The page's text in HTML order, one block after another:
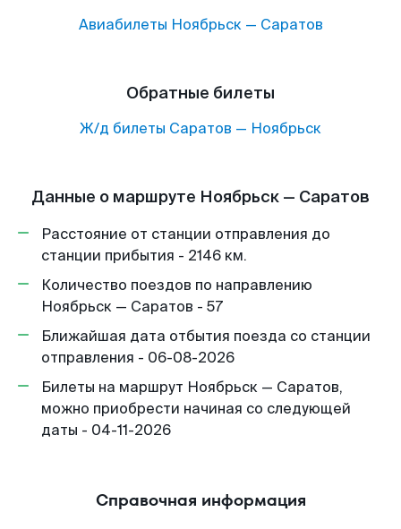
Авиабилеты Ноябрьск— Саратов
Обратные билеты
Ж/д билеты Саратов — Ноябрьск
Данные о маршруте Ноябрьск — Саратов
Расстояние от станции отправления до
станции прибытия - 2146 км.
Количество поездов по направлению
Ноябрьск — Саратов - 57
Ближайшая дата отбытия поезда со станции
отправления - 06-08-2026
Билеты на маршрут Ноябрьск — Саратов,
можно приобрести начиная со следующей
даты - 04-11-2026
Справочная информация